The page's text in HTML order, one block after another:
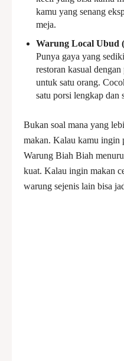
kamu yang senang
meja.
Warung Local Ubud
Punya gaya yang
restoran kasual
untuk satu orang.
satu porsi lengkap dan
Bukan soal mana yang
makan. Kalau kamu ingin
Warung Biah Biah
kuat. Kalau ingin makan
warung sejenis lain bisa